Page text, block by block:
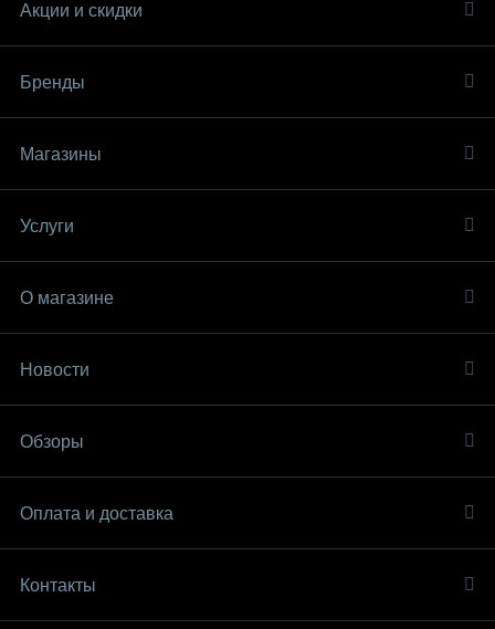
Акции и скидки
Бренды
Магазины
Услуги
О магазине
Новости
Обзоры
Оплата и доставка
Контакты